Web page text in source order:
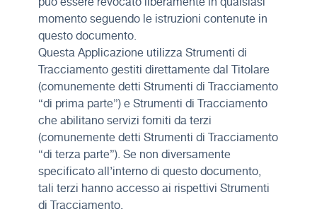
momento seguendo le istruzioni contenute in
questo documento.
Questa Applicazione utilizza Strumenti di
Tracciamento gestiti direttamente dal Titolare
(comunemente detti Strumenti di Tracciamento
“di prima parte”) e Strumenti di Tracciamento
che abilitano servizi forniti da terzi
(comunemente detti Strumenti di Tracciamento
“di terza parte”). Se non diversamente
specificato all’interno di questo documento,
tali terzi hanno accesso ai rispettivi Strumenti
di Tracciamento.